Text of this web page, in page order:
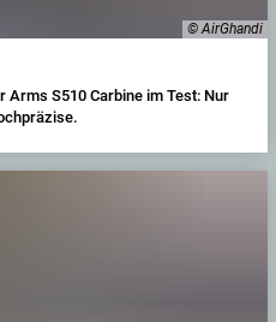
© AirGhandi
S510 Carbine im Test: Nur